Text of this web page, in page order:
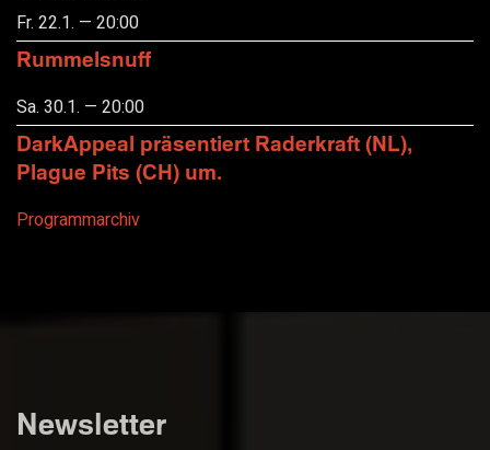
Fr. 22.1. — 20:00
Rummelsnuff
Sa. 30.1. — 20:00
DarkAppeal präsentiert Raderkraft (NL),
Plague Pits (CH) um.
Programmarchiv
Newsletter